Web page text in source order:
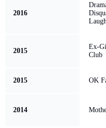
2016
2015
Ex-
Club
2015 OK
2014